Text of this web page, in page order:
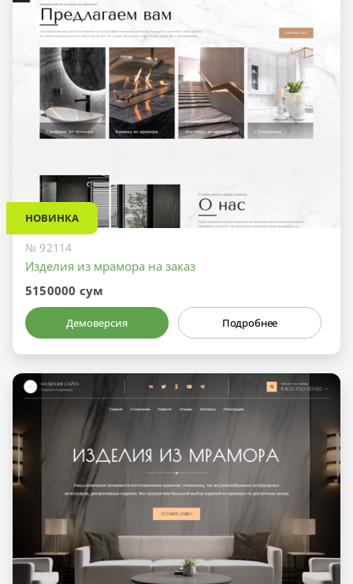
НОВИНКА
№ 92114
Изделия из мрамора на заказ
5150000 сум
Демоверсия Подробнее